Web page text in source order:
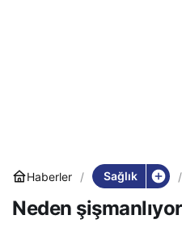
Haberler Sağlık
Neden